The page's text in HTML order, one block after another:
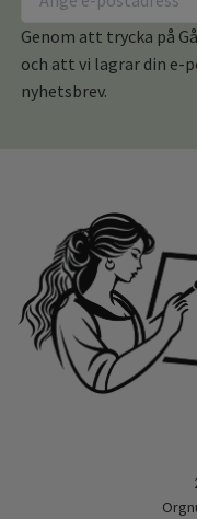
Genom att trycka på
och att vi lagrar din e-
nyhetsbrev.